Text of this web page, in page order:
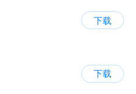
下载
下载